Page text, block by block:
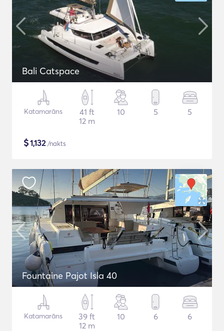
Bali Catspace
Katamarāns
41 ft
12 m
10 5 5
$1,132/nakts
Fountaine Pajot Isla 40
Katamarāns
39 ft
12 m
10 6 6